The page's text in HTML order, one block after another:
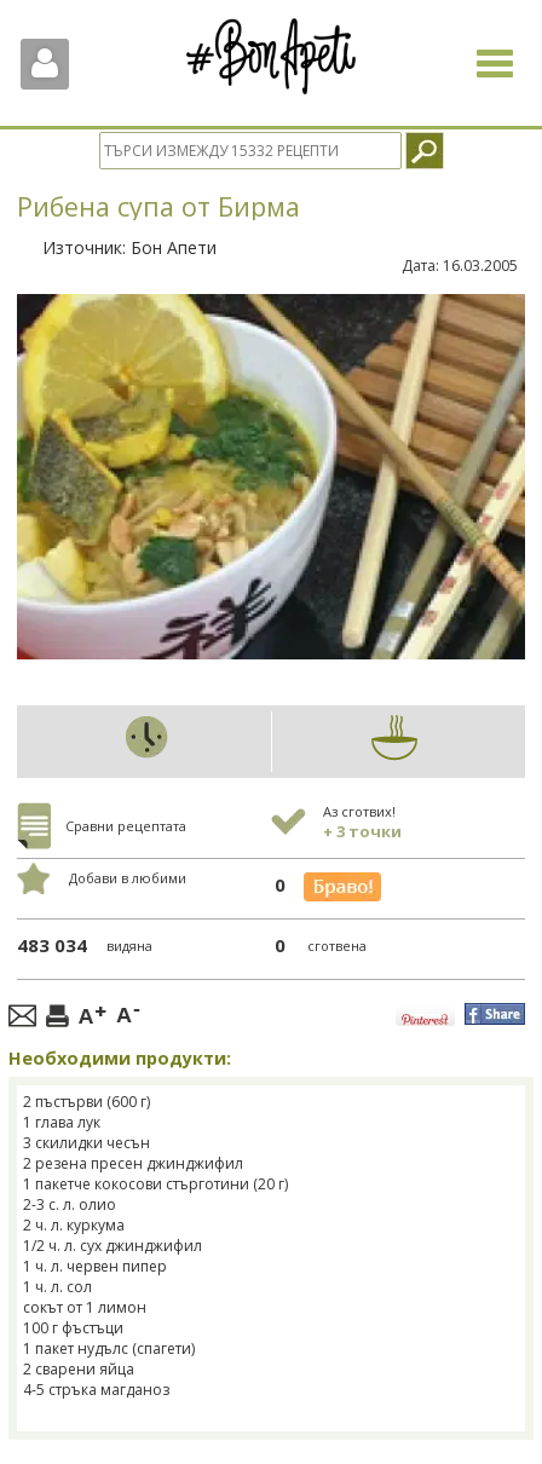
Toggle
Рибена супа от Бирма
Източник: Бон Апети
Дата: 16.03.2005
Сравни рецептата
Аз сготвих!
+ 3 точки
Добави в любими 0
483 034 видяна 0 сготвена
Необходими продукти:
2 пъстърви (600 г)
1 глава лук
3 скилидки чесън
2 резена пресен джинджифил
1 пакетче кокосови стърготини (20 г)
2-3 с. л. олио
2 ч. л. куркума
1/2 ч. л. сух джинджифил
1 ч. л. червен пипер
1 ч. л. сол
сокът от 1 лимон
100 г фъстъци
1 пакет нудълс (спагети)
2 сварени яйца
4-5 стръка магданоз